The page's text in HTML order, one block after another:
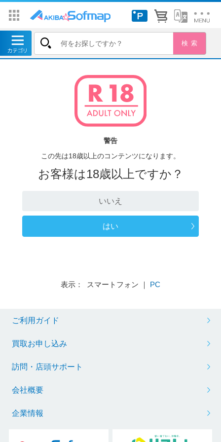
警告
この先は18歳以上のコンテンツになります。
お客様は18歳以上ですか？
いいえ
はい
表示： スマートフォン ｜ PC
ご利用ガイド
買取お申し込み
訪問・店頭サポート
会社概要
企業情報